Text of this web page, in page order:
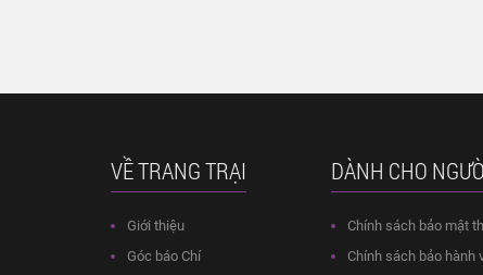
VỀ TRANG TRẠI
Giới thiệu
Góc báo Chí
DÀNH CHO
Chính sách bảo mật
Chính sách bảo hành